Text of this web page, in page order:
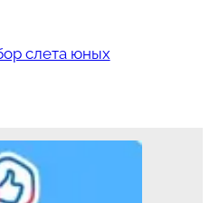
слета юных